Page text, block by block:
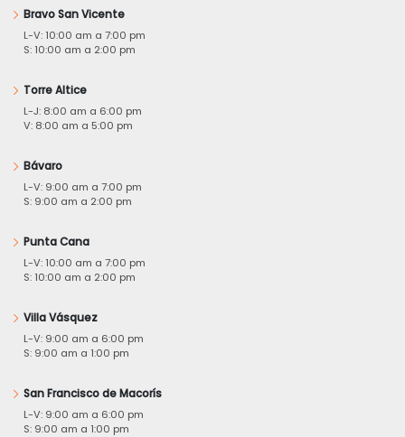
Bravo San Vicente
L-V: 10:00 am a 7:00 pm
S: 10:00 am a 2:00 pm
Torre Altice
L-J: 8:00 am a 6:00 pm
V: 8:00 am a 5:00 pm
Bávaro
L-V: 9:00 am a 7:00 pm
S: 9:00 am a 2:00 pm
Punta Cana
L-V: 10:00 am a 7:00 pm
S: 10:00 am a 2:00 pm
Villa Vásquez
L-V: 9:00 am a 6:00 pm
S: 9:00 am a 1:00 pm
San Francisco de Macorís
L-V: 9:00 am a 6:00 pm
S: 9:00 am a 1:00 pm